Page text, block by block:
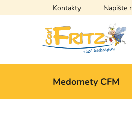
na
Kontakty Napište
Medomety CFM